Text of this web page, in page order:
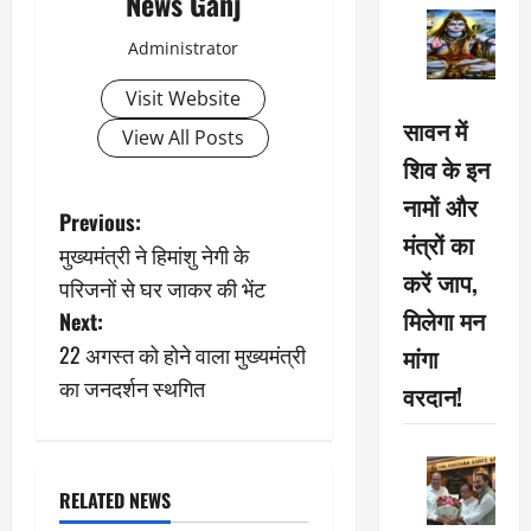
Administrator
Visit Website
View All Posts
P
o
s
t
Previous:
मुख्यमंत्री ने हिमांशु नेगी के
परिजनों से घर जाकर की भेंट
Next:
22 अगस्त को होने वाला मुख्यमंत्री
का जनदर्शन स्थगित
RELATED NEWS
सावन में
शिव के इन
नामों और
मंत्रों का
करें जाप,
मिलेगा मन
मांगा
वरदान!